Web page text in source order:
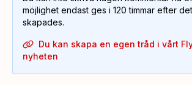
möjlighet endast ges i 120 timmar efter
skapades.
Du kan skapa en egen tråd i vårt
nyheten